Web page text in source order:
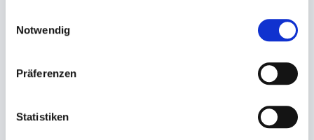
Notwendig
Präferenzen
Statistiken
Bullhamm 24-26, D-26441 Jever, info@packpack.de
interessiert sein